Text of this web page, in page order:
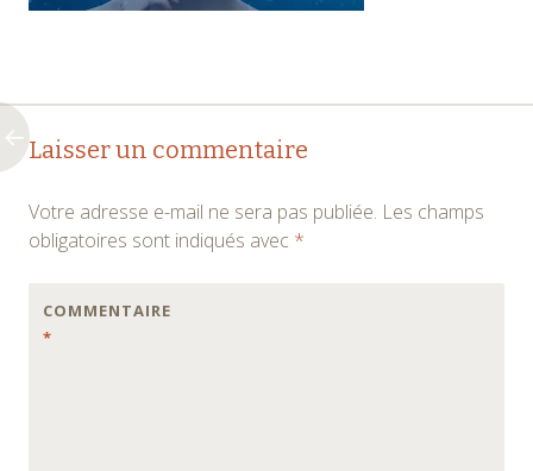
Navigation
des
articles
←
Laisser un commentaire
Votre adresse e-mail ne sera pas publiée. Les champs
obligatoires sont indiqués avec *
COMMENTAIRE
*